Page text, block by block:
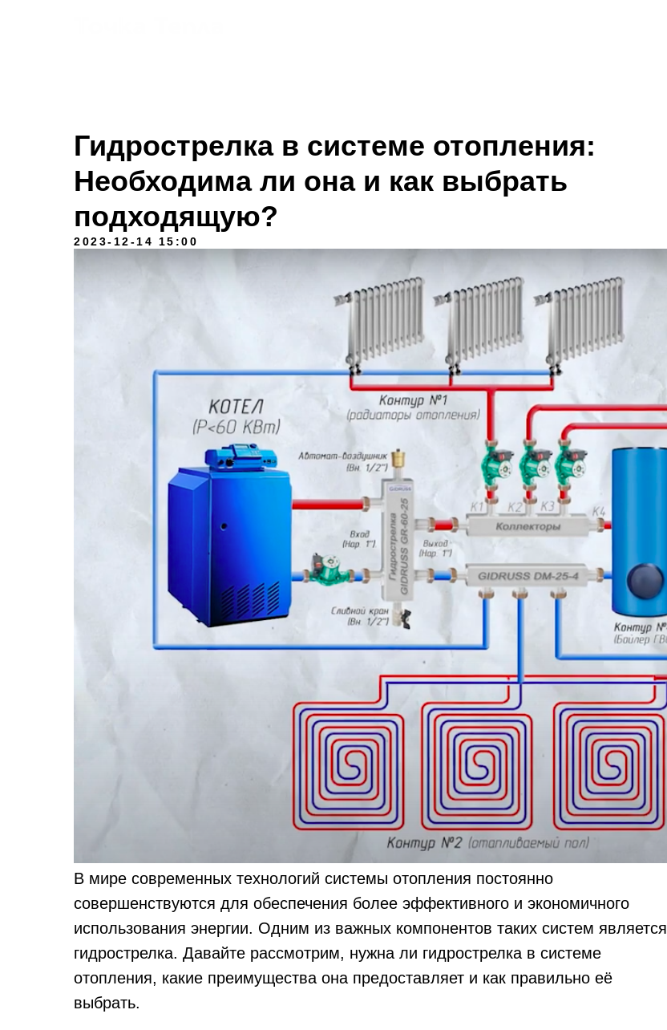
Гидрострелка в системе отопления:
Необходима ли она и как выбрать
подходящую?
2023-12-14 15:00
В мире современных технологий системы отопления постоянно
совершенствуются для обеспечения более эффективного и экономичного
использования энергии. Одним из важных компонентов таких систем является
гидрострелка. Давайте рассмотрим, нужна ли гидрострелка в системе
отопления, какие преимущества она предоставляет и как правильно её
выбрать.